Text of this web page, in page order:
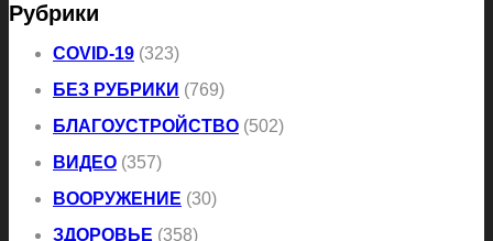
Рубрики
COVID-19 (323)
БЕЗ РУБРИКИ (769)
БЛАГОУСТРОЙСТВО (502)
ВИДЕО (357)
ВООРУЖЕНИЕ (30)
ЗДОРОВЬЕ (358)